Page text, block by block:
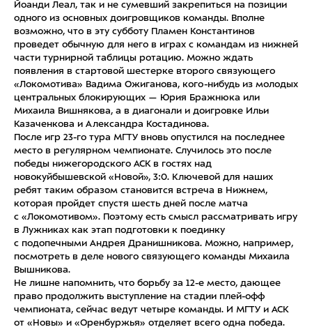
Йоанди Леал, так и не сумевший закрепиться на позиции
одного из основных доигровщиков команды. Вполне
возможно, что в эту субботу Пламен Константинов
проведет обычную для него в играх с командам из нижней
части турнирной таблицы ротацию. Можно ждать
появления в стартовой шестерке второго связующего
«Локомотива» Вадима Ожиганова, кого-нибудь из молодых
центральных блокирующих — Юрия Бражнюка или
Михаила Вишнякова, а в диагонали и доигровке Ильи
Казаченкова и Александра Костадинова.
После игр 23-го тура МГТУ вновь опустился на последнее
место в регулярном чемпионате. Случилось это после
победы нижегородского АСК в гостях над
новокуйбышевской «Новой», 3:0. Ключевой для наших
ребят таким образом становится встреча в Нижнем,
которая пройдет спустя шесть дней после матча
с «Локомотивом». Поэтому есть смысл рассматривать игру
в Лужниках как этап подготовки к поединку
с подопечными Андрея Дранишникова. Можно, например,
посмотреть в деле нового связующего команды Михаила
Вышникова.
Не лишне напомнить, что борьбу за 12-е место, дающее
право продолжить выступление на стадии плей-офф
чемпионата, сейчас ведут четыре команды. И МГТУ и АСК
от «Новы» и «Оренбуржья» отделяет всего одна победа.